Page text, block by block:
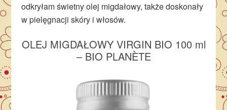
odkryłam świetny olej migdałowy, także doskonały
w pielęgnacji skóry i włosów.
OLEJ MIGDAŁOWY VIRGIN BIO 100 ml
– BIO PLANÈTE